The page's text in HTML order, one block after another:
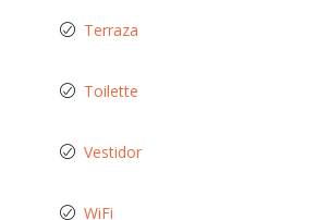
Terraza
Toilette
Vestidor
WiFi